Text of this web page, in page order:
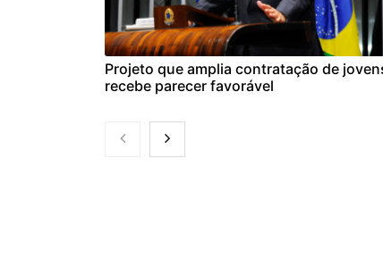
Projeto que amplia contratação de
recebe parecer favorável